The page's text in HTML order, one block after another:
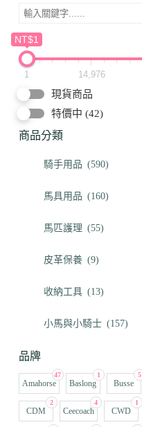
NT$1
1 14,976
現貨商品
特價中 (42)
商品分類
騎手用品 (590)
馬具用品 (160)
馬匹護理 (55)
皮革保養 (9)
收納工具 (13)
小馬與小騎士 (157)
品牌
47
Amahorse
1
Baslong
5
Busse
2
CDM
4
Ceecoach
1
CWD